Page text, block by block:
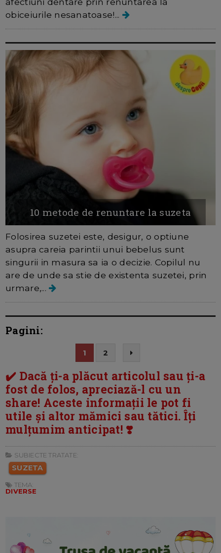
obiceiurile nesanatoase!...
10 metode de renuntare la suzeta
Folosirea suzetei este, desigur, o optiune
asupra careia parintii unui bebelus sunt
singurii in masura sa ia o decizie. Copilul nu
are de unde sa stie de existenta suzetei, prin
urmare,...
Pagini:
1 2
✔️ Dacă ți-a plăcut articolul sau ți-a
fost de folos, apreciază-l cu un
share! Aceste informații le pot fi
utile și altor mămici sau tătici. Îți
mulțumim anticipat! ❣️
SUBIECTE TRATATE:
SUZETA
TEMA:
DIVERSE